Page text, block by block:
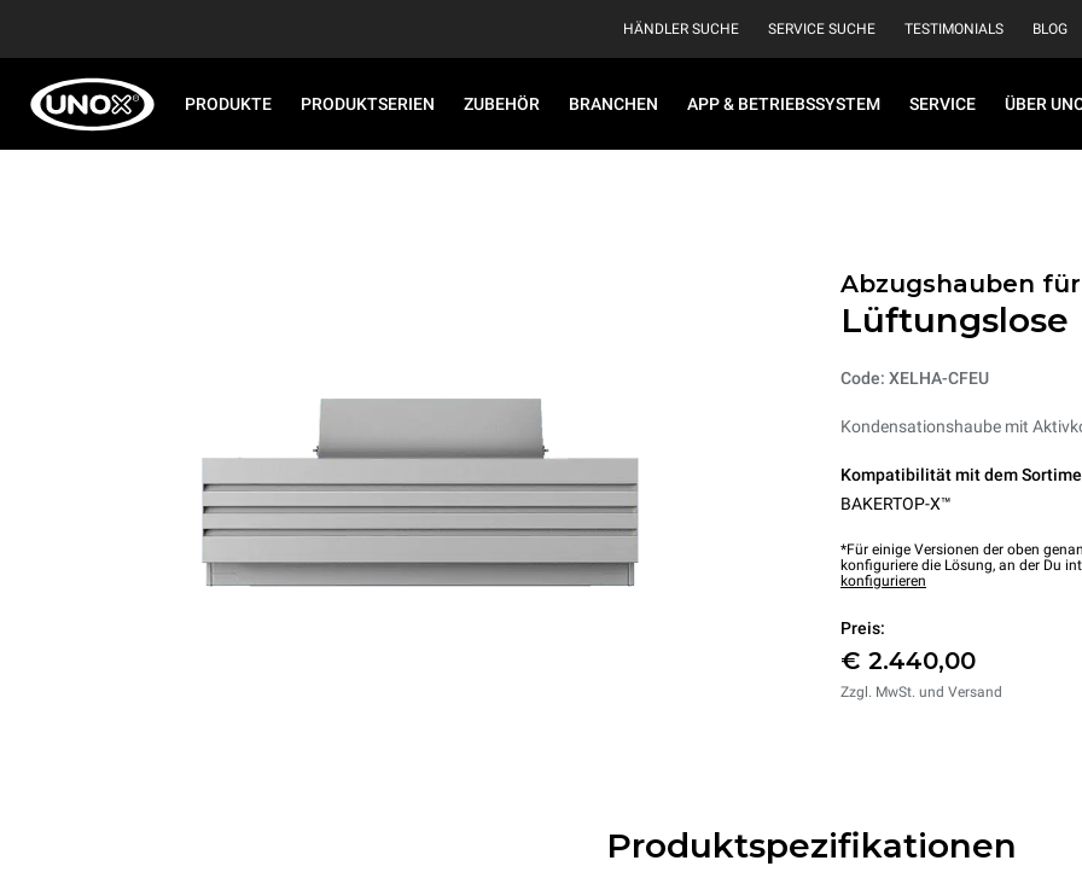
HÄNDLER SUCHE SERVICE SUCHE TESTIMONIALS BLOG
PRODUKTE PRODUKTSERIEN ZUBEHÖR BRANCHEN APP & BETRIEBSSYSTEM SERVICE ÜBER
Abzugshauben
Code: XELHA-CFEU
Kondensationshaube mit
Kompatibilität mit dem
BAKERTOP-X™
*Für einige Versionen der oben
konfiguriere die Lösung, an der Du
konfigurieren
Preis:
€ 2.440,00
Zzgl. MwSt. und Versand
Produktspezifikationen